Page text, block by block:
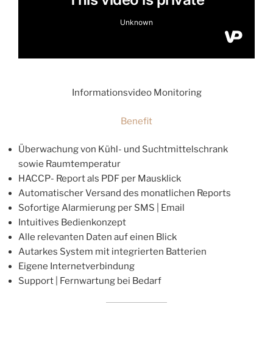
Informationsvideo Monitoring
Benefit
Überwachung von Kühl- und Suchtmittelschrank
sowie Raumtemperatur
HACCP- Report als PDF per Mausklick
Automatischer Versand des monatlichen Reports
Sofortige Alarmierung per SMS | Email
Intuitives Bedienkonzept
Alle relevanten Daten auf einen Blick
Autarkes System mit integrierten Batterien
Eigene Internetverbindung
Support | Fernwartung bei Bedarf